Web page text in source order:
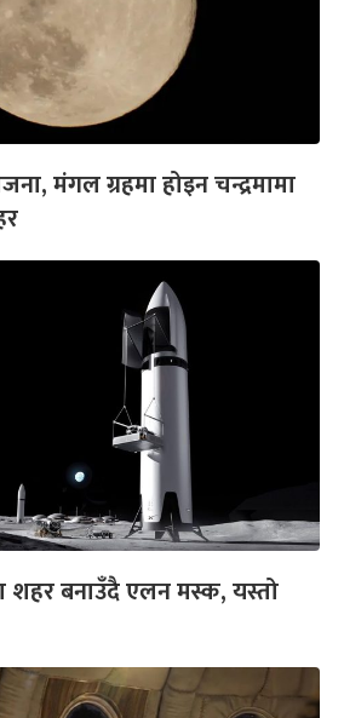
मंगल ग्रहमा होइन चन्द्रमामा
शहर बनाउँदै एलन मस्क, यस्तो